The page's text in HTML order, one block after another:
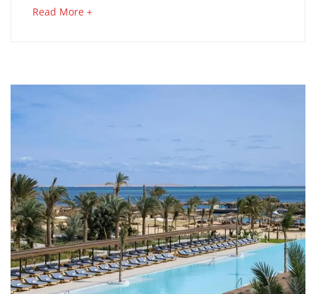
2025
Read More +about